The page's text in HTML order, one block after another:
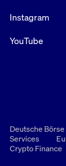
Instagram
YouTube
Deutsche
Services
Crypto Finance